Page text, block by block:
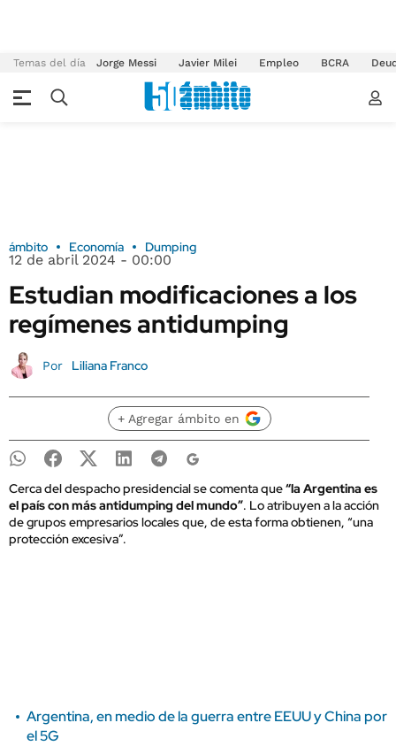
Temas del día Jorge Messi Javier Milei Empleo BCRA
ámbito Economía Dumping
12 de abril 2024 - 00:00
Estudian modificaciones a los
regímenes antidumping
Por Liliana Franco
+ Agregar ámbito en
Cerca del despacho presidencial se comenta que“la Argentina es
el país con más antidumping del mundo”. Lo atribuyen a la acción
de grupos empresarios locales que, de esta forma obtienen, “una
protección excesiva”.
Argentina, en medio de la guerra entre EEUU y China por
el 5G